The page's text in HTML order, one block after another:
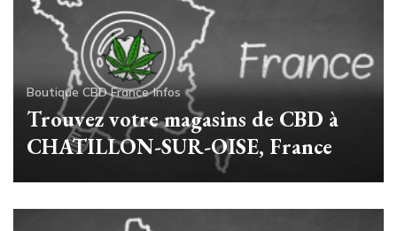
Boutique CBD France Infos
Trouvez votre magasins de CBD à
CHATILLON-SUR-OISE, France